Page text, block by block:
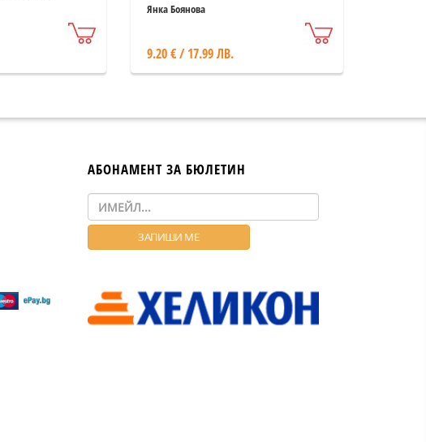
Янка Боянова
9.20 € / 17.99 ЛВ.
АБОНАМЕНТ ЗА БЮЛЕТИН